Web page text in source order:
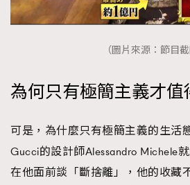
（圖片來源：節目截
為何只有極簡主義才值
可是，為什麼只有極簡主義的生活
Gucci的設計師Alessandro Michele
在他面前談「斷捨離」，他的收藏